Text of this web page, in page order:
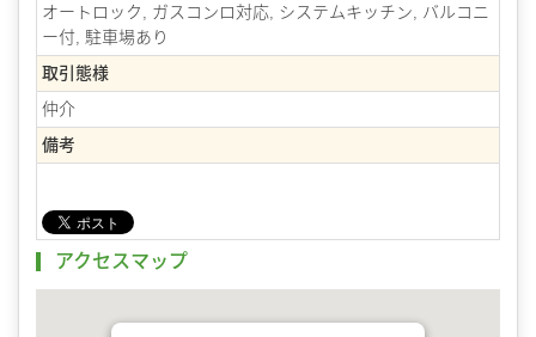
オートロック, ガスコンロ対応, システムキッチン, バルコニ
ー付, 駐車場あり
取引態様
仲介
備考
アクセスマップ